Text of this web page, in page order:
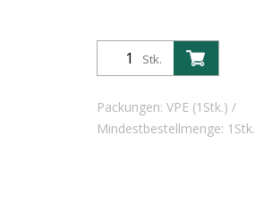
Stk.
Packungen: VPE (1Stk.) /
Mindestbestellmenge: 1Stk.